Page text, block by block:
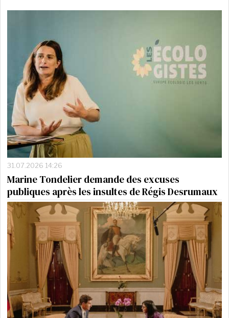
31.07.2026 14:26
Marine Tondelier demande des excuses
publiques après les insultes de Régis Desrumaux